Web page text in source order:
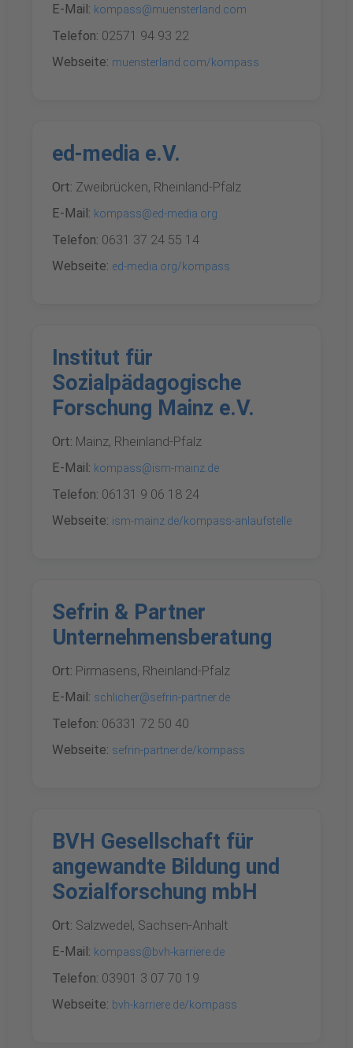
E-Mail: kompass@muensterland.com
Telefon: 02571 94 93 22
Webseite: muensterland.com/kompass
ed-media e.V.
Ort: Zweibrücken, Rheinland-Pfalz
E-Mail: kompass@ed-media.org
Telefon: 0631 37 24 55 14
Webseite: ed-media.org/kompass
Institut für
Sozialpädagogische
Forschung Mainz e.V.
Ort: Mainz, Rheinland-Pfalz
E-Mail: kompass@ism-mainz.de
Telefon: 06131 9 06 18 24
Webseite: ism-mainz.de/kompass-anlaufstelle
Sefrin & Partner
Unternehmensberatung
Ort: Pirmasens, Rheinland-Pfalz
E-Mail: schlicher@sefrin-partner.de
Telefon: 06331 72 50 40
Webseite: sefrin-partner.de/kompass
BVH Gesellschaft für
angewandte Bildung und
Sozialforschung mbH
Ort: Salzwedel, Sachsen-Anhalt
E-Mail: kompass@bvh-karriere.de
Telefon: 03901 3 07 70 19
Webseite: bvh-karriere.de/kompass